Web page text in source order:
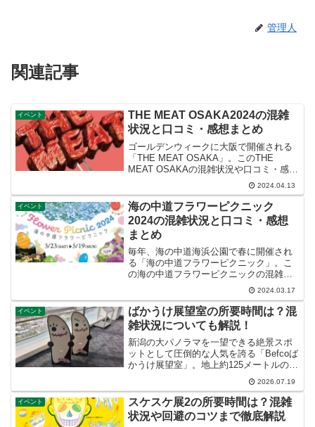
管理人
関連記事
イベント
THE MEAT OSAKA2024の混雑
状況と口コミ・感想まとめ
ゴールデンウィークに大阪で開催される
「THE MEAT OSAKA」。このTHE
MEAT OSAKAの混雑状況や口コミ・感想
2024.04.13
イベント
海の中道フラワーピクニック
2024の混雑状況と口コミ・感想
まとめ
毎年、海の中道海浜公園で春に開催され
る「海の中道フラワーピクニック」。こ
の海の中道フラワーピクニックの混雑状
況や口コミ・感想など紹介します。2024.03.17
イベント
ばかうけ展望室の所要時間は？混
雑状況についても解説！
新潟の大パノラマを一望できる絶景スポ
ットとして圧倒的な人気を誇る「Befcoば
かうけ展望室」。地上約125メートルの高
さから、日本海や信濃川、遠くには佐渡
島まで見渡せる魅力的な施設ですが、観
光プランを立てる際に「どれくらいの滞
在時間を見てお...
2026.07.19
イベント
スケスケ展2の所要時間は？混雑
状況や回避のコツまで徹底解説